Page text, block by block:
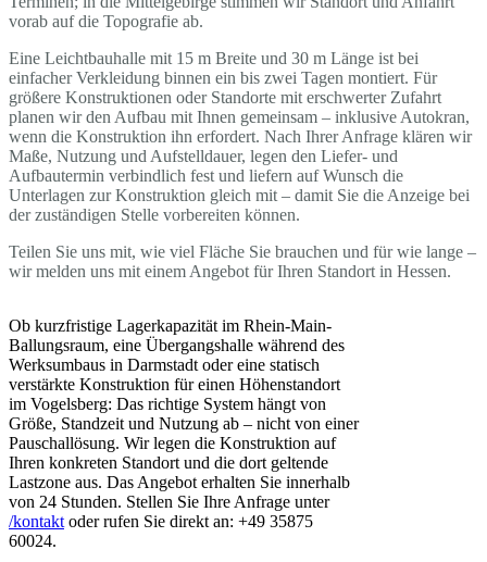
vorab auf die Topografie ab.
Eine Leichtbauhalle mit 15 m Breite und 30 m Länge ist bei
einfacher Verkleidung binnen ein bis zwei Tagen montiert. Für
größere Konstruktionen oder Standorte mit erschwerter Zufahrt
planen wir den Aufbau mit Ihnen gemeinsam – inklusive Autokran,
wenn die Konstruktion ihn erfordert. Nach Ihrer Anfrage klären wir
Maße, Nutzung und Aufstelldauer, legen den Liefer- und
Aufbautermin verbindlich fest und liefern auf Wunsch die
Unterlagen zur Konstruktion gleich mit – damit Sie die Anzeige bei
der zuständigen Stelle vorbereiten können.
Teilen Sie uns mit, wie viel Fläche Sie brauchen und für wie lange –
wir melden uns mit einem Angebot für Ihren Standort in Hessen.
Ob kurzfristige Lagerkapazität im Rhein-Main-
Ballungsraum, eine Übergangshalle während des
Werksumbaus in Darmstadt oder eine statisch
verstärkte Konstruktion für einen Höhenstandort
im Vogelsberg: Das richtige System hängt von
Größe, Standzeit und Nutzung ab – nicht von einer
Pauschallösung. Wir legen die Konstruktion auf
Ihren konkreten Standort und die dort geltende
Lastzone aus. Das Angebot erhalten Sie innerhalb
von 24 Stunden. Stellen Sie Ihre Anfrage unter
/kontakt oder rufen Sie direkt an: +49 35875
60024.